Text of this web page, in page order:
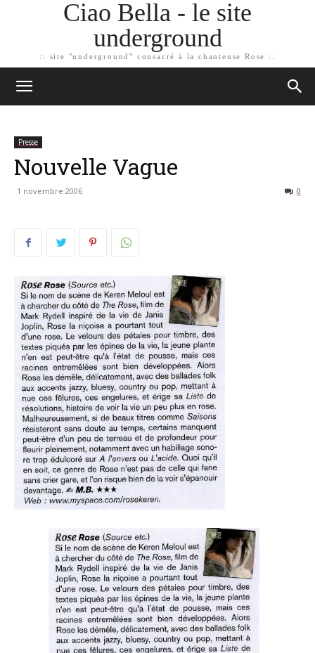
Ciao Bella - le site
underground
:: site "underground" consacré à la chanteuse Rose ::
Presse
Nouvelle Vague
1 novembre 2006 0